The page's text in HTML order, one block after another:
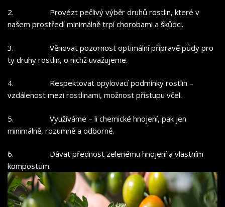
2.
Provézt pečlivý výběr druhů rostlin, které v
našem prostředí minimálně trpí chorobami a škůdci.
3.
Věnovat pozornost optimální přípravě půdy pro
ty druhy rostlin, o nichž uvažujeme.
4.
Respektovat opylovací podmínky rostlin –
vzdálenost mezi rostlinami, možnost přístupu včel.
5.
Využíváme – li chemické hnojení, pak jen
minimálně, rozumně a odborně.
6.
Dávat přednost zelenému hnojení a vlastním
kompostům.